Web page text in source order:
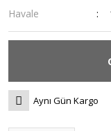
Havale
Aynı Gün Kargo